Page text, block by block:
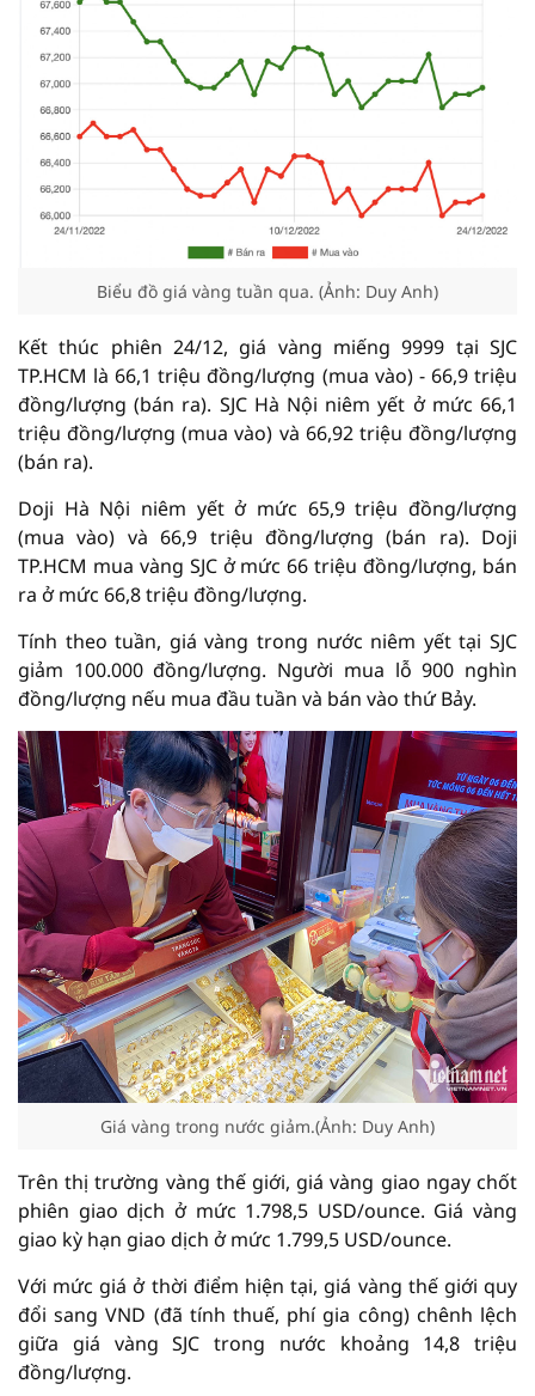
Biểu đồ giá vàng tuần qua. (Ảnh: Duy Anh)
Kết thúc phiên 24/12, giá vàng miếng 9999 tại SJC
TP.HCM là 66,1 triệu đồng/lượng (mua vào) - 66,9 triệu
đồng/lượng (bán ra). SJC Hà Nội niêm yết ở mức 66,1
triệu đồng/lượng (mua vào) và 66,92 triệu đồng/lượng
(bán ra).
Doji Hà Nội niêm yết ở mức 65,9 triệu đồng/lượng
(mua vào) và 66,9 triệu đồng/lượng (bán ra). Doji
TP.HCM mua vàng SJC ở mức 66 triệu đồng/lượng, bán
ra ở mức 66,8 triệu đồng/lượng.
Tính theo tuần, giá vàng trong nước niêm yết tại SJC
giảm 100.000 đồng/lượng. Người mua lỗ 900 nghìn
đồng/lượng nếu mua đầu tuần và bán vào thứ Bảy.
Giá vàng trong nước giảm.(Ảnh: Duy Anh)
Trên thị trường vàng thế giới, giá vàng giao ngay chốt
phiên giao dịch ở mức 1.798,5 USD/ounce. Giá vàng
giao kỳ hạn giao dịch ở mức 1.799,5 USD/ounce.
Với mức giá ở thời điểm hiện tại, giá vàng thế giới quy
đổi sang VND (đã tính thuế, phí gia công) chênh lệch
giữa giá vàng SJC trong nước khoảng 14,8 triệu
đồng/lượng.